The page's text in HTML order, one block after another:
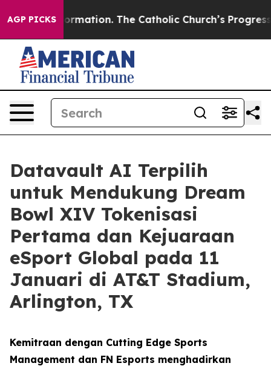
AGP PICKSThe Catholic Church’s Progressive Revival
Datavault AI Terpilih
untuk Mendukung Dream
Bowl XIV Tokenisasi
Pertama dan Kejuaraan
eSport Global pada 11
Januari di AT&T Stadium,
Arlington, TX
Kemitraan dengan Cutting Edge Sports
Management dan FN Esports menghadirkan